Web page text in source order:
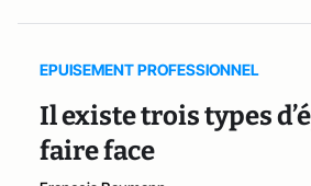
EPUISEMENT PROFESSIONNEL
Il existe trois types
faire face